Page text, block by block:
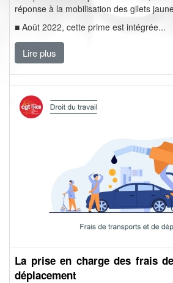
réponse à la mobilisation des gilets
■ Août 2022, cette prime est intégrée...
Lire plus
La prise en charge des frais
déplacement